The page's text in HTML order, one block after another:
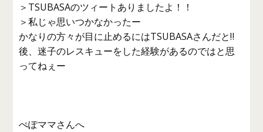
＞TSUBASAのツィートありましたよ！！
＞私じゃ思いつかなかったー
かなりの方々が目に止めるにはTSUBASAさんだと‼︎
後、迷子のレスキューをした経験があるのではと思
ってねぇー
ぺぽママさんへ